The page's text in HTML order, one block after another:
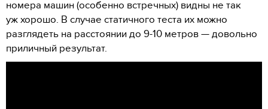
номера машин (особенно встречных) видны не так
уж хорошо. В случае статичного теста их можно
разглядеть на расстоянии до 9-10 метров — довольно
приличный результат.